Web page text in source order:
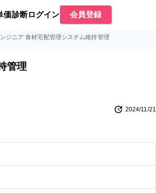
価診断ログイン 会員登録
ジニア 食材宅配管理システム維持管理
管理
2024/11/21